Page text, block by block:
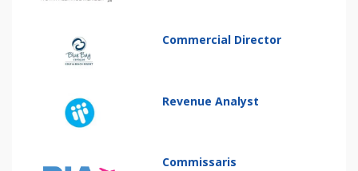
Commercial Director
Revenue Analyst
Commissaris